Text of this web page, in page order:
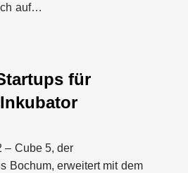
auf…
für
– Cube 5, der
Bochum, erweitert mit dem